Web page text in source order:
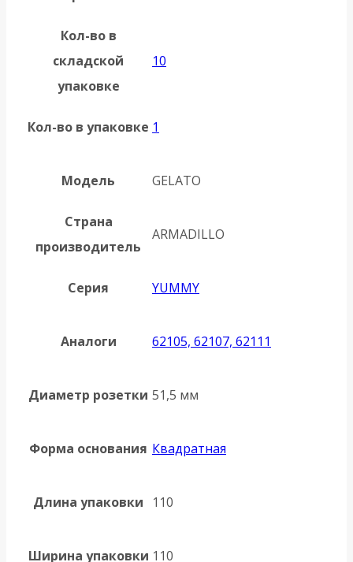
Кол-во в
складской
упаковке
10
Кол-во в упаковке 1
Модель GELATO
Страна
производитель
ARMADILLO
Серия YUMMY
Аналоги 62105, 62107, 62111
Диаметр розетки 51,5 мм
Форма основания Квадратная
Длина упаковки 110
Ширина упаковки 110